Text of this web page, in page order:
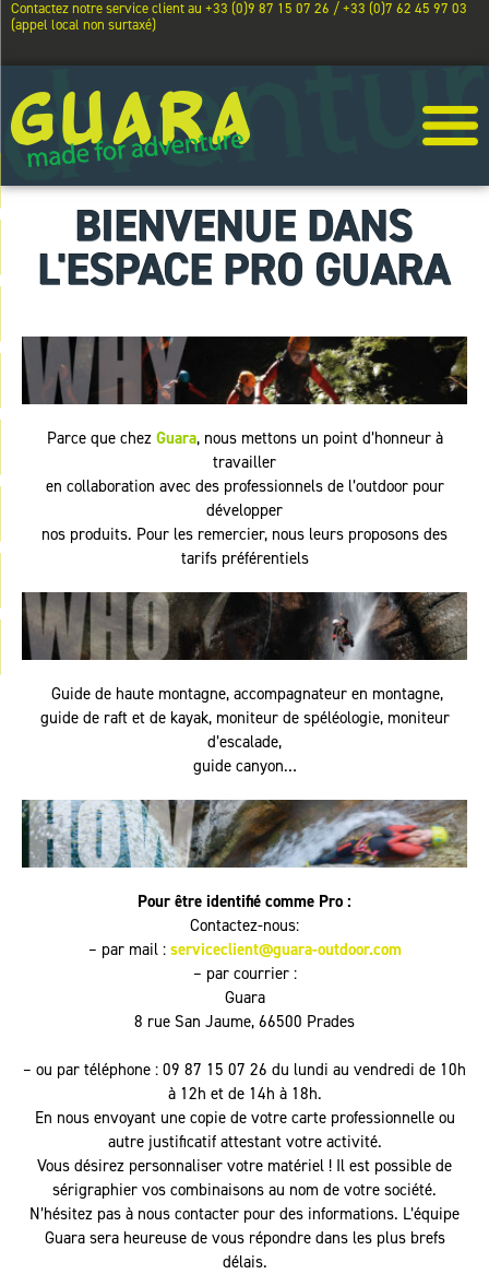
Contactez notre service client au +33 (0)9 87 15 07 26 / +33 (0)7 62 45 97 03
(appel local non surtaxé)
BIENVENUE DANS
L'ESPACE PRO GUARA
Parce que chez Guara, nous mettons un point d’honneur à
travailler
en collaboration avec des professionnels de l’outdoor pour
développer
nos produits. Pour les remercier, nous leurs proposons des
tarifs préférentiels
Guide de haute montagne, accompagnateur en montagne,
guide de raft et de kayak, moniteur de spéléologie, moniteur
d’escalade,
guide canyon…
Pour être identifié comme Pro :
Contactez-nous:
– par mail : serviceclient@guara-outdoor.com
– par courrier :
Guara
8 rue San Jaume, 66500 Prades
– ou par téléphone : 09 87 15 07 26 du lundi au vendredi de 10h
à 12h et de 14h à 18h.
En nous envoyant une copie de votre carte professionnelle ou
autre justificatif attestant votre activité.
Vous désirez personnaliser votre matériel ! Il est possible de
sérigraphier vos combinaisons au nom de votre société.
N’hésitez pas à nous contacter pour des informations. L’équipe
Guara sera heureuse de vous répondre dans les plus brefs
délais.